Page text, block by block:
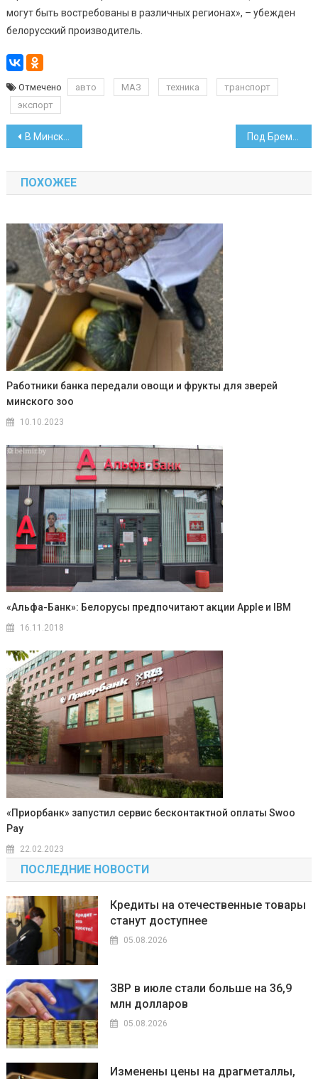
могут быть востребованы в различных регионах», – убежден
белорусский производитель.
Отмечено авто МАЗ техника
транспорт
экспорт
Навигация
по
записям
В Минск приходит транспортная платформа Bolt Под Бременом белорус попал в ДТП с участием трех грузовиков
ПОХОЖЕЕ
Работники банка передали овощи и фрукты для зверей
минского зоо
10.10.2023
«Альфа-Банк»: Белорусы предпочитают акции Apple и IBM
16.11.2018
«Приорбанк» запустил сервис бесконтактной оплаты Swoo
Pay
22.02.2023
ПОСЛЕДНИЕ НОВОСТИ
Кредиты на отечественные товары
станут доступнее
05.08.2026
ЗВР в июле стали больше на 36,9
млн долларов
05.08.2026
Изменены цены на драгметаллы,